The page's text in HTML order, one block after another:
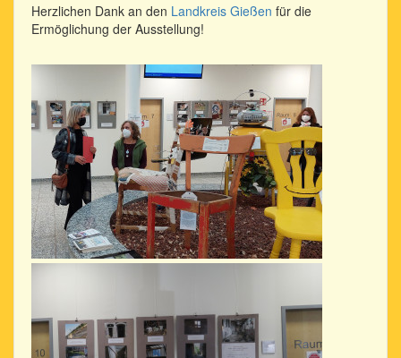
Herzlichen Dank an den Landkreis Gießen für die
Ermöglichung der Ausstellung!